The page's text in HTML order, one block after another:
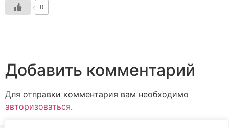
0
Добавить комментарий
Для отправки комментария вам необходимо
авторизоваться.